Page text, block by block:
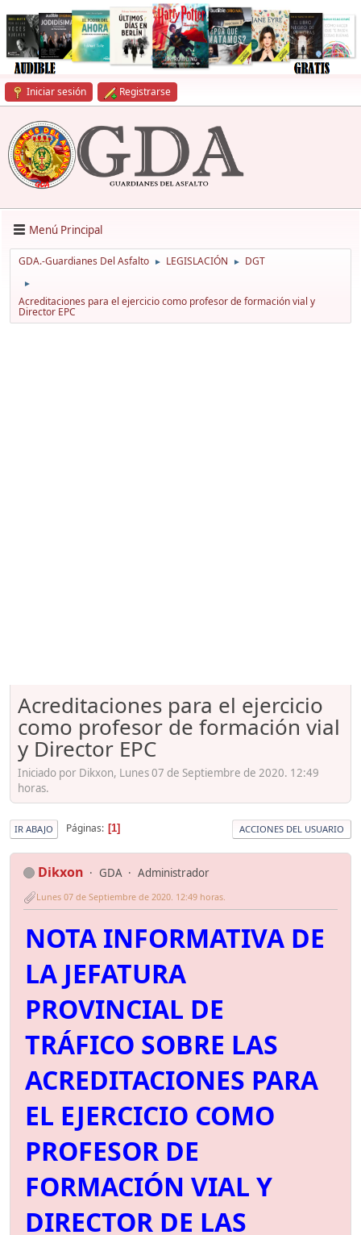
Iniciar sesión Registrarse
Menú Principal
GDA.-Guardianes Del Asfalto ► LEGISLACIÓN ► DGT
►
Acreditaciones para el ejercicio como profesor de formación vial y
Director EPC
Acreditaciones para el ejercicio
como profesor de formación vial
y Director EPC
Iniciado por Dikxon, Lunes 07 de Septiembre de 2020. 12:49
horas.
IR ABAJO Páginas 1 ACCIONES DEL USUARIO
Dikxon GDA Administrador
Lunes 07 de Septiembre de 2020. 12:49 horas.
NOTA INFORMATIVA DE
LA JEFATURA
PROVINCIAL DE
TRÁFICO SOBRE LAS
ACREDITACIONES PARA
EL EJERCICIO COMO
PROFESOR DE
FORMACIÓN VIAL Y
DIRECTOR DE LAS